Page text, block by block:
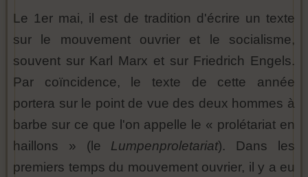
Le 1er mai, il est de tradition d'écrire un texte
sur le mouvement ouvrier et le socialisme,
souvent sur Karl Marx et sur Friedrich Engels.
Par coïncidence, le texte de cette année
portera sur le point de vue des deux hommes à
barbe sur ce que l'on appelle le « prolétariat en
haillons » (le Lumpenproletariat). Dans les
premiers temps du mouvement ouvrier, il y a eu